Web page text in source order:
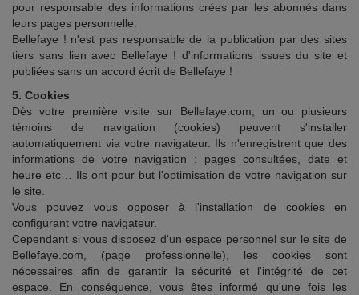
pour responsable des informations crées par les abonnés dans
leurs pages personnelle.
Bellefaye ! n'est pas responsable de la publication par des sites
tiers sans lien avec Bellefaye ! d'informations issues du site et
publiées sans un accord écrit de Bellefaye !
5. Cookies
Dès votre première visite sur Bellefaye.com, un ou plusieurs
témoins de navigation (cookies) peuvent s'installer
automatiquement via votre navigateur. Ils n'enregistrent que des
informations de votre navigation : pages consultées, date et
heure etc… Ils ont pour but l'optimisation de votre navigation sur
le site.
Vous pouvez vous opposer à l'installation de cookies en
configurant votre navigateur.
Cependant si vous disposez d'un espace personnel sur le site de
Bellefaye.com, (page professionnelle), les cookies sont
nécessaires afin de garantir la sécurité et l'intégrité de cet
espace. En conséquence, vous êtes informé qu'une fois les